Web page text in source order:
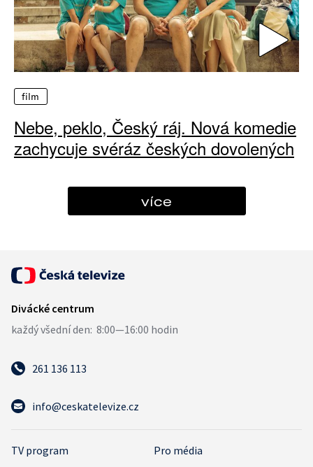
film
Nebe, peklo, Český ráj. Nová komedie
zachycuje svéráz českých dovolených
více
261 136 113
info@ceskatelevize.cz
TV program
Pro média